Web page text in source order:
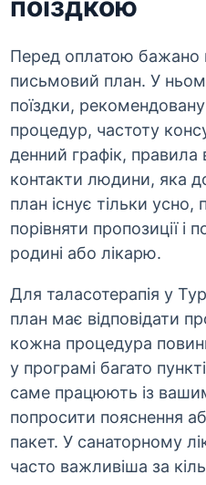
поїздкою
Перед оплатою бажано
письмовий план. У
поїздки,
процедур, частоту
денний графік, правила
контакти людини, яка
план існує тільки усно,
порівняти пропозиції і
родині або лікарю.
Для таласотерапія у
план має відповідати
кожна процедура
у програмі багато
саме працюють із
попросити пояснення
пакет. У санаторному
часто важливіша за